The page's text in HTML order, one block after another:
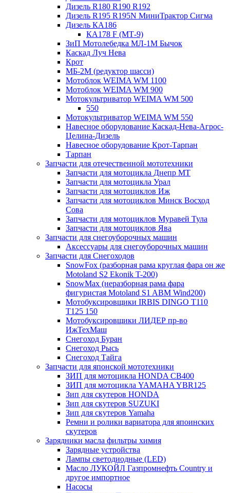
Дизель R180 R190 R192
Дизель R195 R195N МиниТрактор Сигма
Дизель КА186
КА178 F (МТ-9)
ЗиП Мотолебедка МЛ-1М Бычок
Каскад Луч Нева
Крот
МБ-2М (редуктор шасси)
Мотоблок WEIMA WM 1100
Мотоблок WEIMA WM 900
Мотокультриватор WEIMA WM 500
550
Мотокультриватор WEIMA WM 550
Навесное оборудование Каскад-Нева-Агрос-
Целина-Дизель
Навесное оборудование Крот-Тарпан
Тарпан
Запчасти для отечественной мототехники
Запчасти для мотоцикла Днепр МТ
Запчасти для мотоцикла Урал
Запчасти для мотоциклов Иж
Запчасти для мотоциклов Минск Восход
Сова
Запчасти для мотоциклов Муравей Тула
Запчасти для мотоциклов Ява
Запчасти для снегоуборочных машин
Аксессуары для снегоуборочных машин
Запчасти для Снегоходов
SnowFox (разборная рама круглая фара он же
Motoland S2 Ekonik T-200)
SnowMax (неразборная рама фара
фигуристая Motoland S1 ABM Wind200)
Мотобуксировщики IRBIS DINGO Т110
Т125 150
Мотобуксировщики ЛИДЕР пр-во
ИжТехМаш
Снегоход Буран
Снегоход Рысь
Снегоход Тайга
Запчасти для японской мототехники
ЗИП для мотоцикла HONDA CB400
ЗИП для мотоцикла YAMAHA YBR125
Зип для скутеров HONDA
Зип для скутеров SUZUKI
Зип для скутеров Yamaha
Ремни и ролики вариатора для япоинских
скутеров
Зарядники масла фильтры химия
Зарядные устройства
Лампы светодиодные (LED)
Масло ЛУКОЙЛ Газпромнефть Country и
другое импортное
Насосы